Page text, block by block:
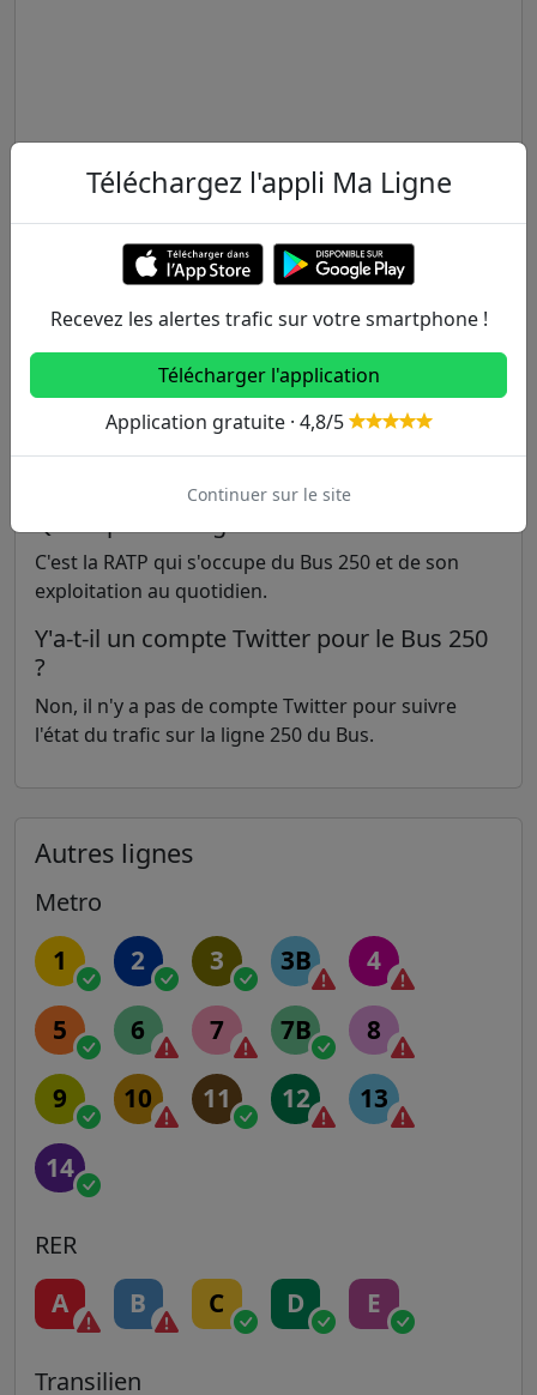
FAQ sur la ligne 250 du Bus
Quel est l'info trafic sur le Bus 250 ?
C'est la RATP qui s'occupe du Bus 250 et de son
exploitation au quotidien.
Y'a-t-il un compte Twitter pour le Bus 250
?
Non, il n'y a pas de compte Twitter pour suivre
l'état du trafic sur la ligne 250 du Bus.
Autres lignes
Metro
1 2 3 3B 4
5 6 7 7B 8
9 10 11 12 13
14
RER
A B C D E
Transilien
Téléchargez l'appli Ma Ligne
Recevez les alertes trafic sur votre smartphone !
Télécharger l'application
Application gratuite · 4,8/5
Continuer sur le site